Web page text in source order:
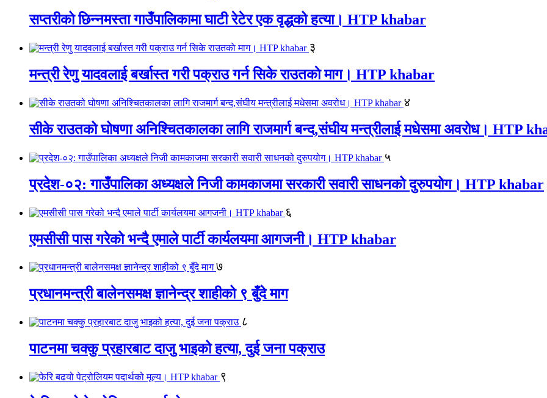
सप्तरीको छिन्नमस्ता गाउँपालिकामा घाटी रेटेर एक वृद्धको हत्या। HTP khabar
३
मन्त्री रेणु यादवलाई बर्खास्त गरी पक्राउ गर्न सिके राउतकाे माग। HTP khabar
४
सीके राउतको घोषणा अनिश्चितकालका लागि राजमार्ग बन्द,संघीय मन्त्रीलाई मधेसमा अवरोध। HTP
५
प्रदेश-०२: गाउँपालिका अध्यक्षले निजी कामकाजमा सरकारी सवारी साधनको दुरुपयोग। HTP khabar
६
एमसीसी पास गरेको भन्दै एमाले पार्टी कार्यलयमा आगजनी। HTP khabar
७
प्रधानमन्त्री बालेनसमक्ष ज्ञानेन्द्र शाहीको ९ बुँदे माग
८
पाटनमा चक्कु प्रहारबाट दाजु भाइको हत्या, दुई जना पक्राउ
९